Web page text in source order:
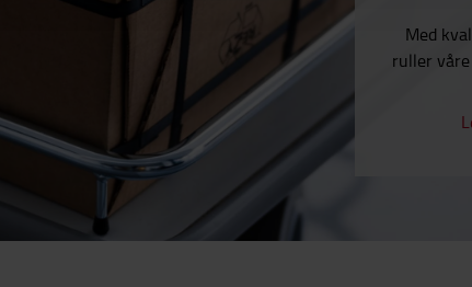
Med
ruller